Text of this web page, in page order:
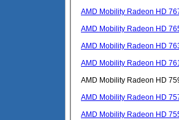
AMD Mobility Radeon HD
AMD Mobility Radeon HD
AMD Mobility Radeon HD
AMD Mobility Radeon HD
AMD Mobility Radeon HD
AMD Mobility Radeon HD
AMD Mobility Radeon HD